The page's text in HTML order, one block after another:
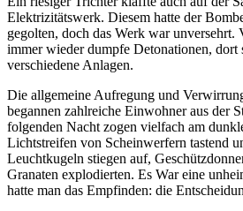
Elektrizitätswerk. Diesem hatte der
gegolten, doch das Werk war unversehrt.
immer wieder dumpfe Detonationen, dort
verschiedene Anlagen.
Die allgemeine Aufregung und
begannen zahlreiche Einwohner aus der
folgenden Nacht zogen vielfach am
Lichtstreifen von Scheinwerfern tastend
Leuchtkugeln stiegen auf,
Granaten explodierten. Es War eine
hatte man das Empfinden: die